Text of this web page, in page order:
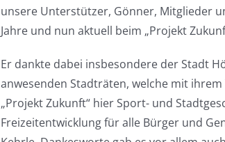
unsere Unterstützer, Gönner, Mitglieder
Jahre und nun aktuell beim „Projekt
Er dankte dabei insbesondere der Stadt
anwesenden Stadträten, welche mit
„Projekt Zukunft“ hier Sport- und
Freizeitentwicklung für alle Bürger und